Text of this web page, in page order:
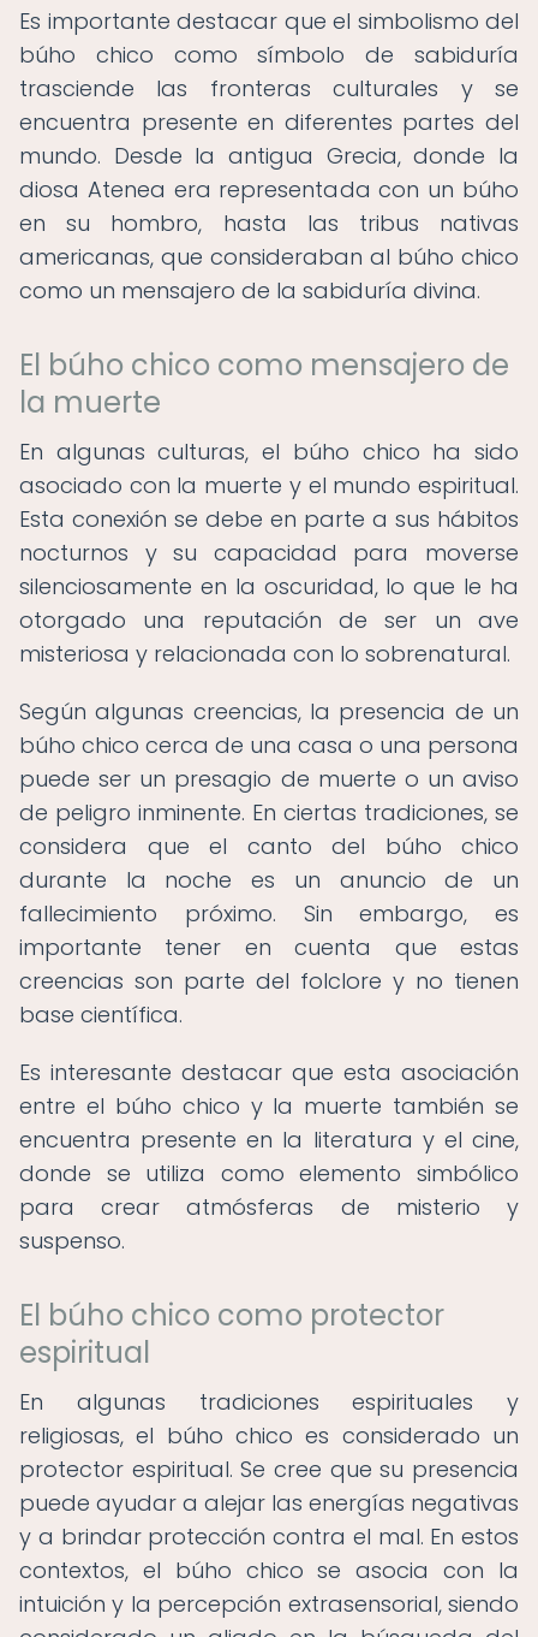
Es importante destacar que el simbolismo del
búho chico como símbolo de sabiduría
trasciende las fronteras culturales y se
encuentra presente en diferentes partes del
mundo. Desde la antigua Grecia, donde la
diosa Atenea era representada con un búho
en su hombro, hasta las tribus nativas
americanas, que consideraban al búho chico
como un mensajero de la sabiduría divina.
El búho chico como mensajero de
la muerte
En algunas culturas, el búho chico ha sido
asociado con la muerte y el mundo espiritual.
Esta conexión se debe en parte a sus hábitos
nocturnos y su capacidad para moverse
silenciosamente en la oscuridad, lo que le ha
otorgado una reputación de ser un ave
misteriosa y relacionada con lo sobrenatural.
Según algunas creencias, la presencia de un
búho chico cerca de una casa o una persona
puede ser un presagio de muerte o un aviso
de peligro inminente. En ciertas tradiciones, se
considera que el canto del búho chico
durante la noche es un anuncio de un
fallecimiento próximo. Sin embargo, es
importante tener en cuenta que estas
creencias son parte del folclore y no tienen
base científica.
Es interesante destacar que esta asociación
entre el búho chico y la muerte también se
encuentra presente en la literatura y el cine,
donde se utiliza como elemento simbólico
para crear atmósferas de misterio y
suspenso.
El búho chico como protector
espiritual
En algunas tradiciones espirituales y
religiosas, el búho chico es considerado un
protector espiritual. Se cree que su presencia
puede ayudar a alejar las energías negativas
y a brindar protección contra el mal. En estos
contextos, el búho chico se asocia con la
intuición y la percepción extrasensorial, siendo